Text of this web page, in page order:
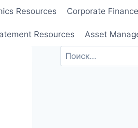
Resources Corporate
Resources Asset
Найти: